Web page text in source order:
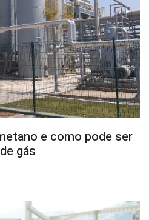
e como pode ser
gás